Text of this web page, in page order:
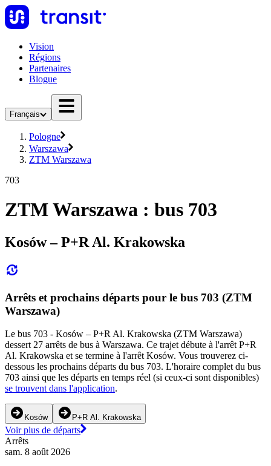
Vision
Régions
Partenaires
Blogue
Français
Pologne
Warszawa
ZTM Warszawa
703
ZTM Warszawa : bus 703
Kosów – P+R Al. Krakowska
Arrêts et prochains départs pour le bus 703 (ZTM
Warszawa)
Le bus 703 - Kosów – P+R Al. Krakowska (ZTM Warszawa)
dessert 27 arrêts de bus à Warszawa. Ce trajet débute à l'arrêt P+R
Al. Krakowska et se termine à l'arrêt Kosów. Vous trouverez ci-
dessous les prochains départs du bus 703. L'horaire complet du bus
703 ainsi que les départs en temps réel (si ceux-ci sont disponibles)
se trouvent dans l'application.
Kosów P+R Al. Krakowska
Voir plus de départs
Arrêts
sam. 8 août 2026